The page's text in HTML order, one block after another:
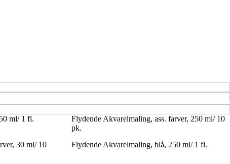
ml/ 1 fl.
Flydende Akvarelmaling, ass. farver, 250 ml/ 10
pk.
30 ml/ 10
Flydende Akvarelmaling, blå, 250 ml/ 1 fl.